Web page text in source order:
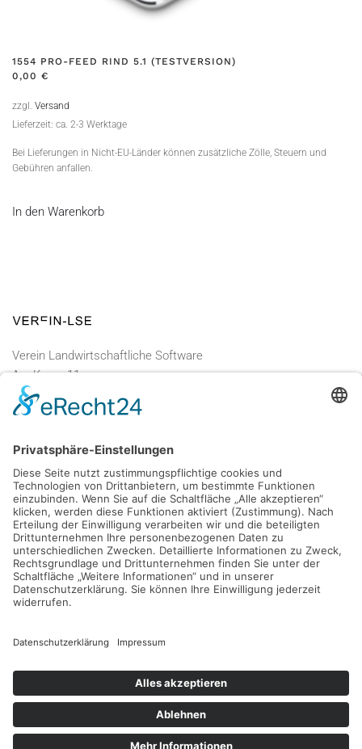
1554 PRO-FEED RIND 5.1 (TESTVERSION)
0,00 €
zzgl. Versand
Lieferzeit: ca. 2-3 Werktage
Bei Lieferungen in Nicht-EU-Länder können zusätzliche Zölle, Steuern und
Gebühren anfallen.
In den Warenkorb
Verein Landwirtschaftliche Software
Am Kamp 11
D - 24783 Osterrönfeld
PRODUKT
Pro-feed 5.1
Preise
Shop
Kontakt
Support
Mein Konto
KONTAKT
info@verein-lse.de
+49 0173 60 87 84 3
Verein-LSE. All rights reserved.
Impressum|Datenschutz| Powered byGeoffrey.de.